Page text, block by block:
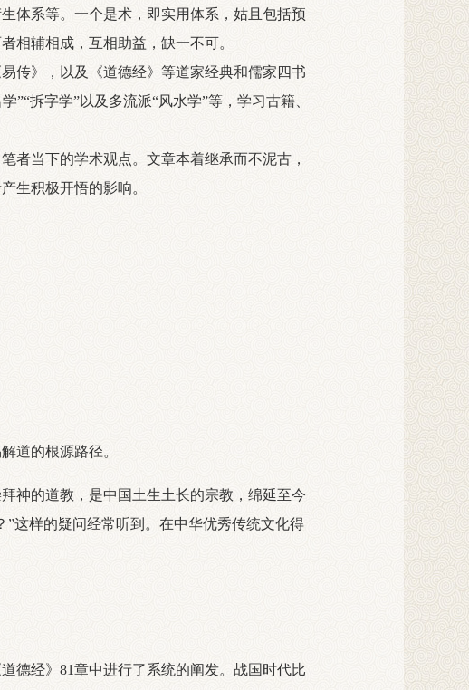
系等。一个是术，即实用体系，姑且包括预
相辅相成，互相助益，缺一不可。
》，以及《道德经》等道家经典和儒家四书
”“拆字学”以及多流派“风水学”等，学习古籍、
当下的学术观点。文章本着继承而不泥古，
生积极开悟的影响。
道的根源路径。
的道教，是中国土生土长的宗教，绵延至今
这样的疑问经常听到。在中华优秀传统文化得
德经》81章中进行了系统的阐发。战国时代比